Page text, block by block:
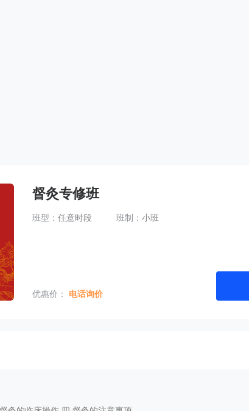
督灸专修班
班型： 任意时段 班制： 小班
优惠价： 电话询价